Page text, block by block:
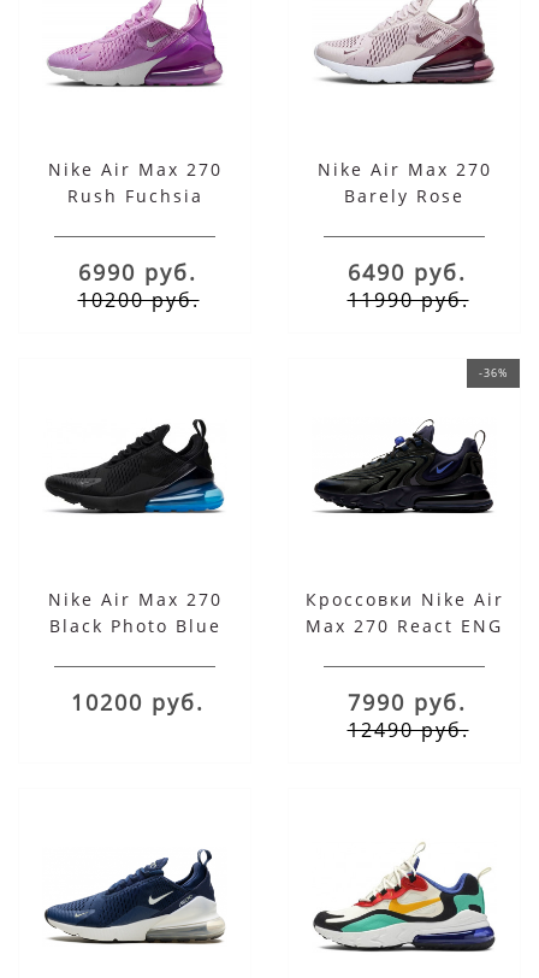
Nike Air Max 270
Rush Fuchsia
6990 руб.
10200 руб.
Nike Air Max 270
Barely Rose
6490 руб.
11990 руб.
Nike Air Max 270
Black Photo Blue
10200 руб.
-36%
Кроссовки Nike Air
Max 270 React ENG
7990 руб.
12490 руб.